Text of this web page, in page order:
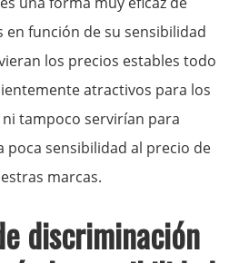
en función de su sensibilidad
los precios estables todo
atractivos para los
ni tampoco servirían para
poca sensibilidad al precio de
marcas.
discriminación